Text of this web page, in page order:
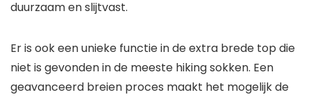
duurzaam en slijtvast.
Er is ook een unieke functie in de extra brede top die
niet is gevonden in de meeste hiking sokken. Een
geavanceerd breien proces maakt het mogelijk de